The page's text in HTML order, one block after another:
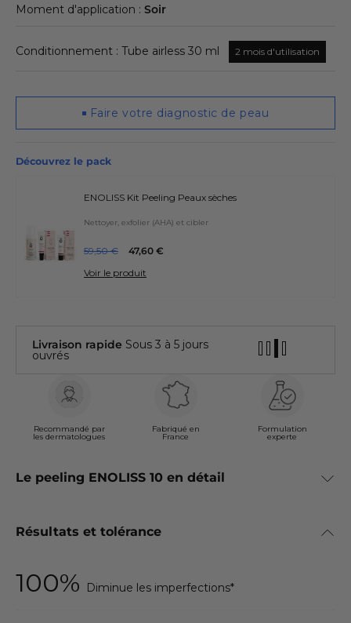
Moment d'application : Soir
Conditionnement : Tube airless 30 ml 2 mois d'utilisation
Faire votre diagnostic de peau
Découvrez le pack
ENOLISS Kit Peeling Peaux sèches
Nettoyer, exfolier (AHA) et cibler
59,50 €
47,60 €
Voir le produit
Livraison rapide Sous 3 à 5 jours
ouvrés
Recommandé par
les dermatologues
Fabriqué en
France
Formulation
experte
Le peeling ENOLISS 10 en détail
Résultats et tolérance
100% Diminue les imperfections*